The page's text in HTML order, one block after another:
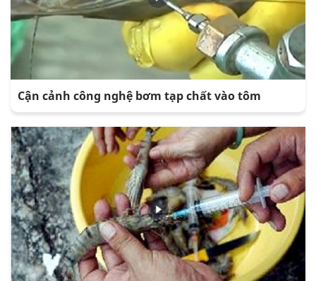
Cận cảnh công nghệ bơm tạp chất vào tôm